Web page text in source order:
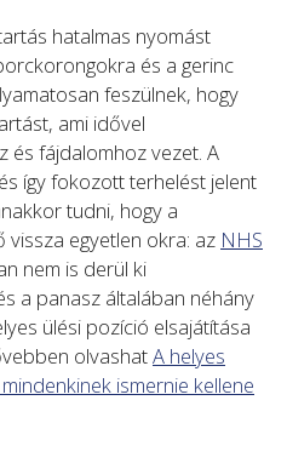
hatalmas nyomást
és a gerinc
feszülnek, hogy
ami idővel
és fájdalomhoz vezet. A
így fokozott terhelést jelent
tudni, hogy a
egyetlen okra: az NHS
nem is derül ki
a panasz általában néhány
ülési pozíció elsajátítása
olvashatA helyes
ismernie kellene